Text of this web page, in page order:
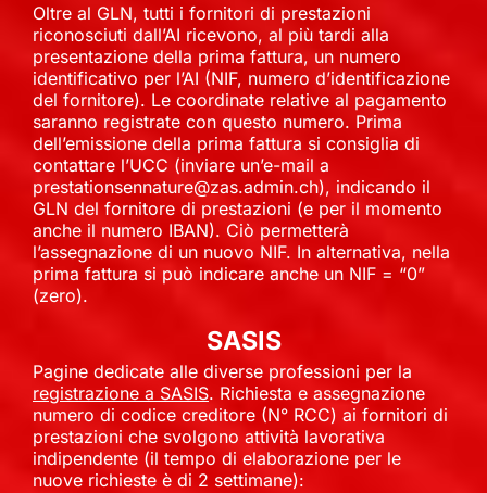
Oltre al GLN, tutti i fornitori di prestazioni
riconosciuti dall’AI ricevono, al più tardi alla
presentazione della prima fattura, un numero
identificativo per l’AI (NIF, numero d’identificazione
del fornitore). Le coordinate relative al pagamento
saranno registrate con questo numero. Prima
dell’emissione della prima fattura si consiglia di
contattare l’UCC (inviare un’e-mail a
prestationsennature@zas.admin.ch), indicando il
GLN del fornitore di prestazioni (e per il momento
anche il numero IBAN). Ciò permetterà
l’assegnazione di un nuovo NIF. In alternativa, nella
prima fattura si può indicare anche un NIF = “0”
(zero).
SASIS
Pagine dedicate alle diverse professioni per la
registrazione a SASIS. Richiesta e assegnazione
numero di codice creditore (N° RCC) ai fornitori di
prestazioni che svolgono attività lavorativa
indipendente (il tempo di elaborazione per le
nuove richieste è di 2 settimane):